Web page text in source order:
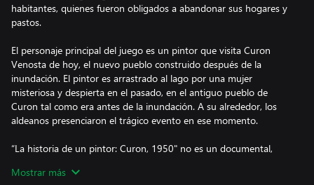
habitantes, quienes fueron obligados a abandonar sus hogares y
pastos.
El personaje principal del juego es un pintor que visita Curon
Venosta de hoy, el nuevo pueblo construido después de la
inundación. El pintor es arrastrado al lago por una mujer
misteriosa y despierta en el pasado, en el antiguo pueblo de
Curon tal como era antes de la inundación. A su alrededor, los
aldeanos presenciaron el trágico evento en ese momento.
“La historia de un pintor: Curon, 1950" no es un documental,
Mostrar más